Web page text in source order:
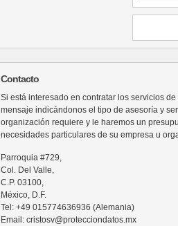
Contacto
Si está interesado en contratar los servicios
mensaje indicándonos el tipo de asesoría y
organización requiere y le haremos un
necesidades particulares de su empresa u
Parroquia #729,
Col. Del Valle,
C.P. 03100,
México, D.F.
Tel: +49 015774636936 (Alemania)
Email: cristosv@protecciondatos.mx